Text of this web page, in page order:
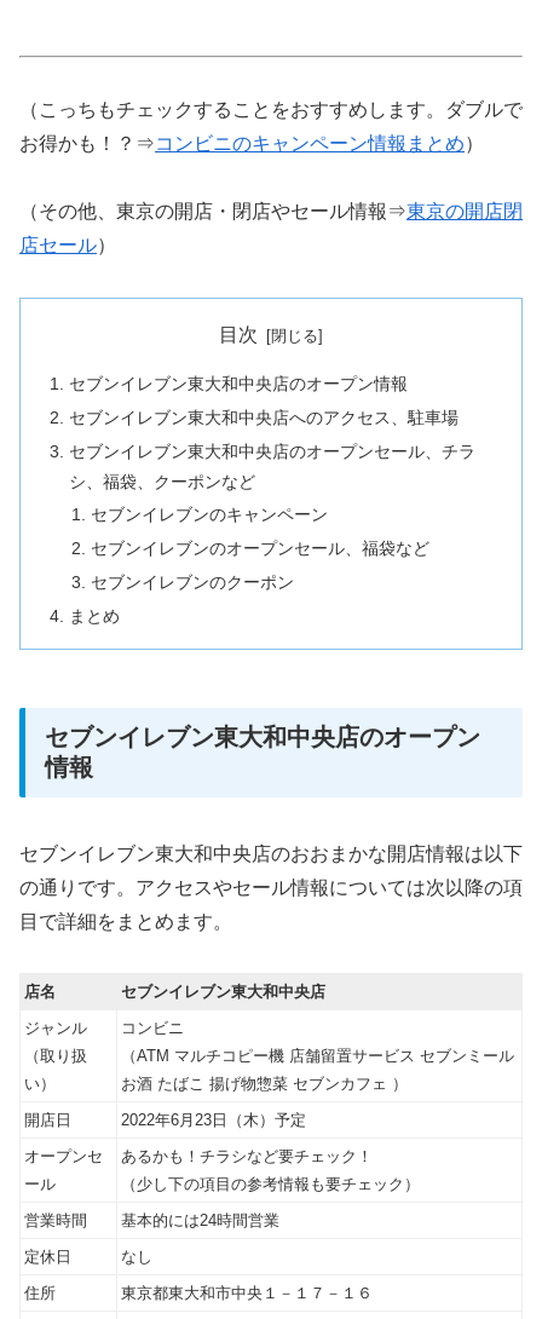
（こっちもチェックすることをおすすめします。ダブルで
お得かも！？⇒コンビニのキャンペーン情報まとめ）
（その他、東京の開店・閉店やセール情報⇒東京の開店閉
店セール）
目次
セブンイレブン東大和中央店のオープン情報
セブンイレブン東大和中央店へのアクセス、駐車場
セブンイレブン東大和中央店のオープンセール、チラ
シ、福袋、クーポンなど
セブンイレブンのキャンペーン
セブンイレブンのオープンセール、福袋など
セブンイレブンのクーポン
まとめ
セブンイレブン東大和中央店のオープン
情報
セブンイレブン東大和中央店のおおまかな開店情報は以下
の通りです。アクセスやセール情報については次以降の項
目で詳細をまとめます。
店名
セブンイレブン東大和中央店
ジャンル
（取り扱
い）
コンビニ
（ATM マルチコピー機 店舗留置サービス セブンミール
お酒 たばこ 揚げ物惣菜 セブンカフェ ）
開店日
2022年6月23日（木）予定
オープンセ
ール
あるかも！チラシなど要チェック！
（少し下の項目の参考情報も要チェック）
営業時間
基本的には24時間営業
定休日
なし
住所
東京都東大和市中央１－１７－１６